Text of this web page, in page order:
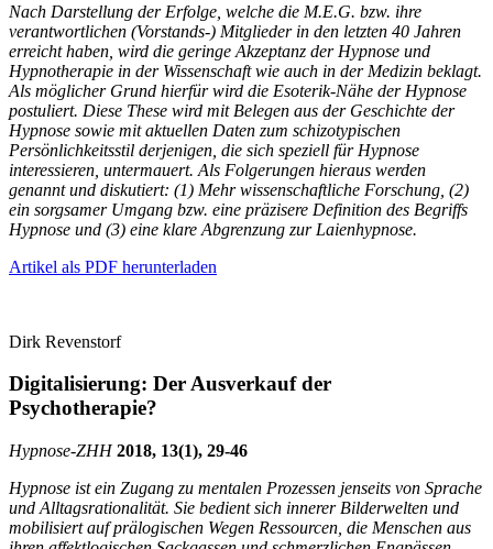
Nach Darstellung der Erfolge, welche die M.E.G. bzw. ihre
verantwortlichen (Vorstands-) Mitglieder in den letzten 40 Jahren
erreicht haben, wird die geringe Akzeptanz der Hypnose und
Hypnotherapie in der Wissenschaft wie auch in der Medizin beklagt.
Als möglicher Grund hierfür wird die Esoterik-Nähe der Hypnose
postuliert. Diese These wird mit Belegen aus der Geschichte der
Hypnose sowie mit aktuellen Daten zum schizotypischen
Persönlichkeitsstil derjenigen, die sich speziell für Hypnose
interessieren, untermauert. Als Folgerungen hieraus werden
genannt und diskutiert: (1) Mehr wissenschaftliche Forschung, (2)
ein sorgsamer Umgang bzw. eine präzisere Definition des Begriffs
Hypnose und (3) eine klare Abgrenzung zur Laienhypnose.
Artikel als PDF herunterladen
Dirk Revenstorf
Digitalisierung: Der Ausverkauf der
Psychotherapie?
Hypnose-ZHH2018, 13(1), 29-46
Hypnose ist ein Zugang zu mentalen Prozessen jenseits von Sprache
und Alltagsrationalität. Sie bedient sich innerer Bilderwelten und
mobilisiert auf prälogischen Wegen Ressourcen, die Menschen aus